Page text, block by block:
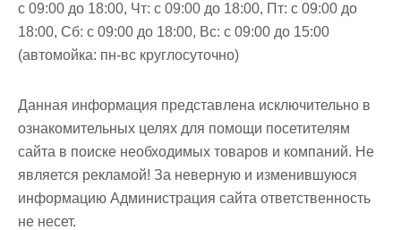
с 09:00 до 18:00, Чт: с 09:00 до 18:00, Пт: с 09:00 до
18:00, Сб: с 09:00 до 18:00, Вс: с 09:00 до 15:00
(автомойка: пн-вс круглосуточно)
Данная информация представлена исключительно в
ознакомительных целях для помощи посетителям
сайта в поиске необходимых товаров и компаний. Не
является рекламой! За неверную и изменившуюся
информацию Администрация сайта ответственность
не несет.